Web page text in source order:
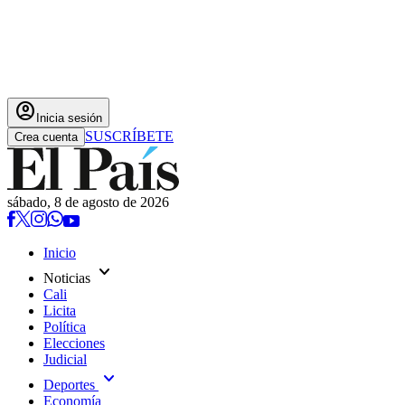
account_circle Inicia sesión
Crea cuenta SUSCRÍBETE
sábado, 8 de agosto de 2026
Inicio
Noticias expand_more
Cali
Licita
Política
Elecciones
Judicial
Deportes expand_more
Economía